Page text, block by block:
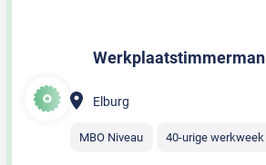
Werkplaatstimmerman
Elburg
MBO Niveau 40-urige werkweek